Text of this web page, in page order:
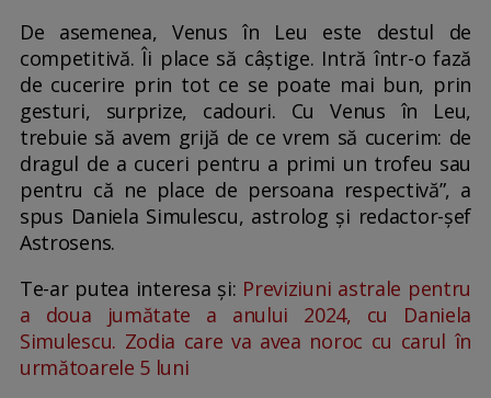
De asemenea, Venus în Leu este destul de
competitivă. Îi place să câștige. Intră într-o fază
de cucerire prin tot ce se poate mai bun, prin
gesturi, surprize, cadouri. Cu Venus în Leu,
trebuie să avem grijă de ce vrem să cucerim: de
dragul de a cuceri pentru a primi un trofeu sau
pentru că ne place de persoana respectivă”, a
spus Daniela Simulescu, astrolog și redactor-șef
Astrosens.
Te-ar putea interesa și: Previziuni astrale pentru
a doua jumătate a anului 2024, cu Daniela
Simulescu. Zodia care va avea noroc cu carul în
următoarele 5 luni